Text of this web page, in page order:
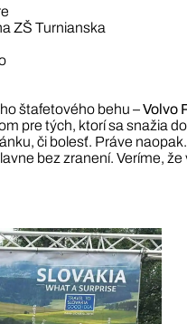
ZŠ Turnianska
štafetového behu –Volvo
pre tých, ktorí sa snažia
či bolesť. Práve
bez zranení. Veríme,